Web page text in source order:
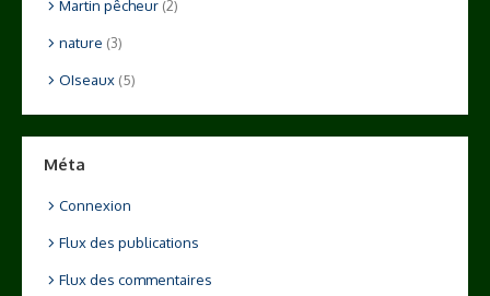
Martin pêcheur (2)
nature (3)
OIseaux (5)
Méta
Connexion
Flux des publications
Flux des commentaires